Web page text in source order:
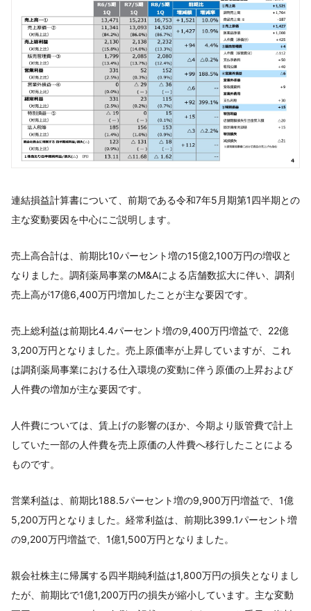
連結損益計算書について、前期である令和7年5月期第1四半期との
主な変動要因を中心にご説明します。
売上高合計は、前期比10パーセント増の15億2,100万円の増収と
なりました。調剤薬局事業のM&Aによる店舗数拡大に伴い、調剤
売上高が17億6,400万円増加したことが主な要因です。
売上総利益は前期比4.4パーセント増の9,400万円増益で、22億
3,200万円となりました。売上原価率が上昇していますが、これ
は調剤薬局事業における仕入環境の変動に伴う原価の上昇および
人件費の増加が主な要因です。
人件費については、賃上げの影響のほか、今期より販管費で計上
していた一部の人件費を売上原価の人件費へ移行したことによる
ものです。
営業利益は、前期比188.5パーセント増の9,900万円増益で、1億
5,200万円となりました。経常利益は、前期比399.1パーセント増
の9,200万円増益で、1億1,500万円となりました。
親会社株主に帰属する四半期純利益は1,800万円の損失となりまし
たが、前期比で1億1,200万円の損失が縮小しています。主な変動